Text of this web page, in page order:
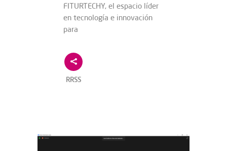
FITURTECHY, el espacio líder
en tecnología e innovación
para
RRSS